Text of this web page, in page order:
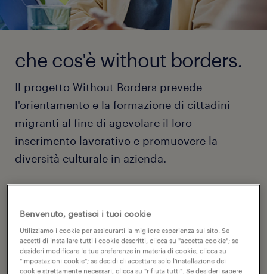
che cos'è without borders.
Il progetto Without Borders prevede
l'orientamento e la formazione di cittadini
migranti al fine di agevolare il loro
inserimento lavorativo e promuovere la
diversità culturale in azienda.
supporto per la selezione dei candidati
migranti
Benvenuto, gestisci i tuoi cookie
Utilizziamo i cookie per assicurarti la migliore esperienza sul sito. Se
accetti di installare tutti i cookie descritti, clicca su "accetta cookie"; se
desideri modificare le tue preferenze in materia di cookie, clicca su
"impostazioni cookie"; se decidi di accettare solo l'installazione dei
cookie strettamente necessari, clicca su "rifiuta tutti". Se desideri sapere